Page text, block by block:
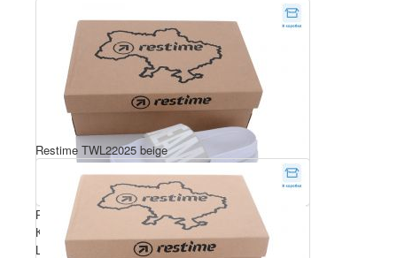
Розмірний ряд: 36-41
Комплектація ящика: 24
Ціна за пару: 3.2 $
Restime TWL22025 beige